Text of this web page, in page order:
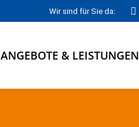
Wir sind für Sie da:
ANGEBOTE & LEISTUNGEN